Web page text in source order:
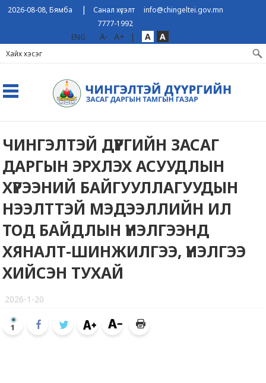
2026-08-08, Бямба | Санал хүсэлт
info@chingeltei.gov.mn
7777-1992
ENG
A- A+ | A A
ЧИНГЭЛТЭЙ ДҮҮРГИЙН ЗАСАГ
ДАРГЫН ЭРХЛЭХ АСУУДЛЫН
ХҮРЭЭНИЙ БАЙГУУЛЛАГУУДЫН
НЭЭЛТТЭЙ МЭДЭЭЛЛИЙН ИЛ
ТОД БАЙДЛЫН ҮНЭЛГЭЭНД
ХЯНАЛТ-ШИНЖИЛГЭЭ, ҮНЭЛГЭЭ
ХИЙСЭН ТУХАЙ
2026-1-20
1